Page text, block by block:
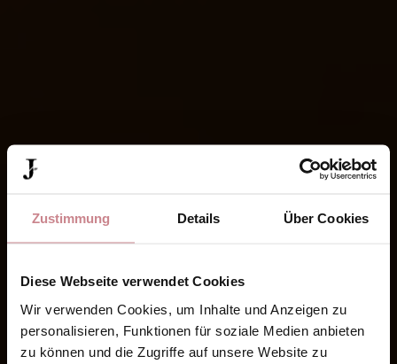
Zustimmung Details Über Cookies
Diese Webseite verwendet Cookies
Wir verwenden Cookies, um Inhalte und Anzeigen zu
personalisieren, Funktionen für soziale Medien anbieten
zu können und die Zugriffe auf unsere Website zu